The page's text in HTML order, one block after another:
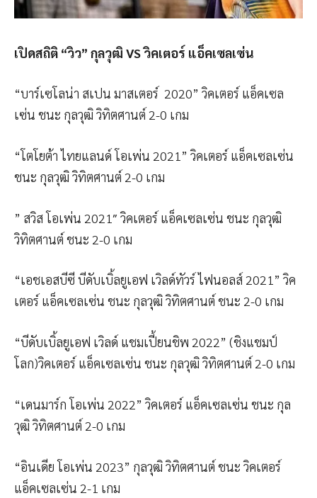
เปิดสถิติ “วิว” กุลวุฒิ VS วิคเตอร์ แอ็คเซลเซ่น
“บาร์เซโลน่า สเปน มาสเตอร์ 2020” วิคเตอร์ แอ็คเซล
เซ่น ชนะ กุลวุฒิ วิทิตศานต์ 2-0 เกม
“โตโยต้า ไทยแลนด์ โอเพ่น 2021” วิคเตอร์ แอ็คเซลเซ่น
ชนะ กุลวุฒิ วิทิตศานต์ 2-0 เกม
” สวิส โอเพ่น 2021″ วิคเตอร์ แอ็คเซลเซ่น ชนะ กุลวุฒิ
วิทิตศานต์ ชนะ 2-0 เกม
“เอชเอสบีซี บีดับเบิ้ลยูเอฟ เวิลด์ทัวร์ ไฟนอลส์ 2021” วิค
เตอร์ แอ็คเซลเซ่น ชนะ กุลวุฒิ วิทิตศานต์ ชนะ 2-0 เกม
“บีดับเบิ้ลยูเอฟ เวิลด์ แชมเปี้ยนชิพ 2022” (ชิงแชมป์
โลก)วิคเตอร์ แอ็คเซลเซ่น ชนะ กุลวุฒิ วิทิตศานต์ 2-0 เกม
“เดนมาร์ก โอเพ่น 2022” วิคเตอร์ แอ็คเซลเซ่น ชนะ กุล
วุฒิ วิทิตศานต์ 2-0 เกม
“อินเดีย โอเพ่น 2023” กุลวุฒิ วิทิตศานต์ ชนะ วิคเตอร์
แอ็คเซลเซ่น 2-1 เกม